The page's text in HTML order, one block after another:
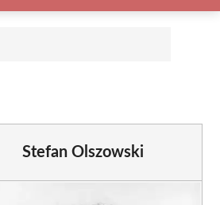
Stefan Olszowski